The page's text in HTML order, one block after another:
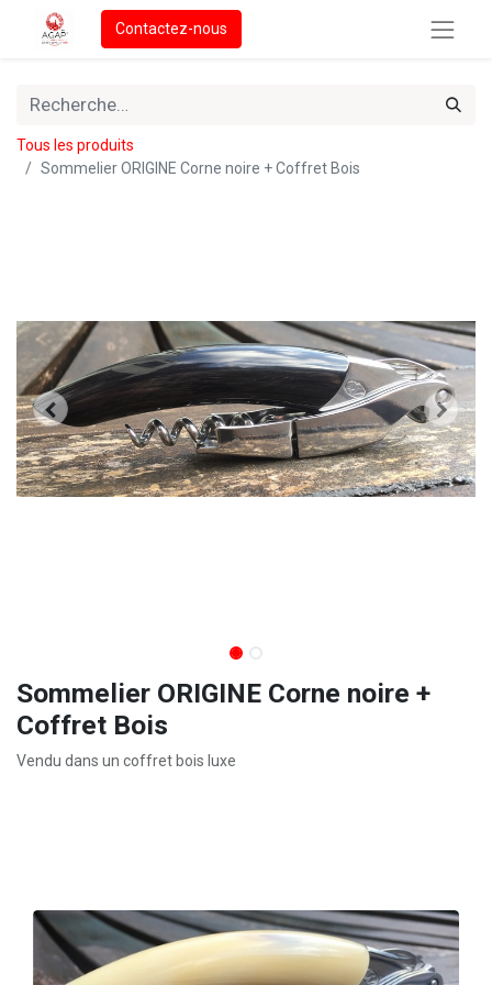
Contactez-nous
Tous les produits
Sommelier ORIGINE Corne noire + Coffret Bois
Sommelier ORIGINE Corne noire +
Coffret Bois
Vendu dans un coffret bois luxe